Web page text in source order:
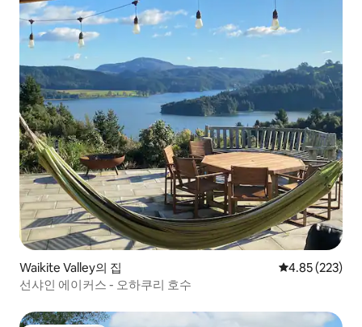
Waikite Valley의 집 평점 4.85점(5
4.85 (223)
선샤인 에이커스 - 오하쿠리 호수